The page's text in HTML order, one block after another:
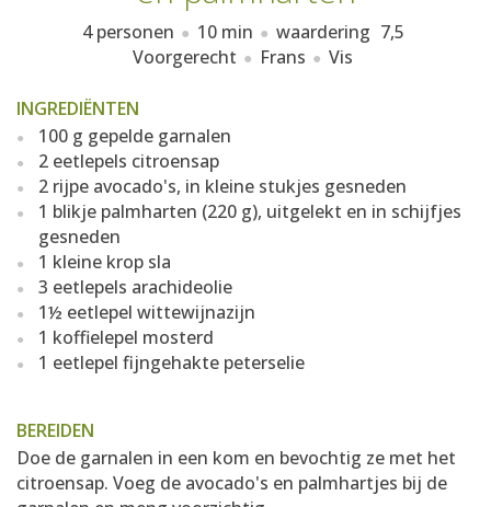
4 personen 10 min waardering 7,5
Voorgerecht
Frans Vis
INGREDIËNTEN
100 g gepelde garnalen
2 eetlepels citroensap
2 rijpe avocado's, in kleine stukjes gesneden
1 blikje palmharten (220 g), uitgelekt en in schijfjes
gesneden
1 kleine krop sla
3 eetlepels arachideolie
1½ eetlepel wittewijnazijn
1 koffielepel mosterd
1 eetlepel fijngehakte peterselie
BEREIDEN
Doe de garnalen in een kom en bevochtig ze met het
citroensap. Voeg de avocado's en palmhartjes bij de